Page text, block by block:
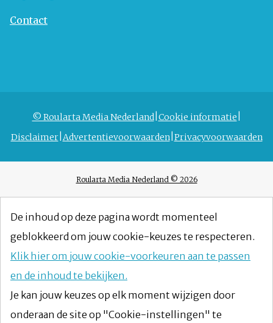
Contact
© Roularta Media Nederland Cookie informatie
Disclaimer Advertentievoorwaarden Privacyvoorwaarden
Roularta Media Nederland © 2026
De inhoud op deze pagina wordt momenteel
geblokkeerd om jouw cookie-keuzes te respecteren.
Klik hier om jouw cookie-voorkeuren aan te passen
en de inhoud te bekijken.
Je kan jouw keuzes op elk moment wijzigen door
onderaan de site op "Cookie-instellingen" te